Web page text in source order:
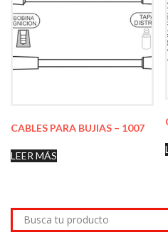
CABLES PARA BUJIAS – 1007
LEER MÁS